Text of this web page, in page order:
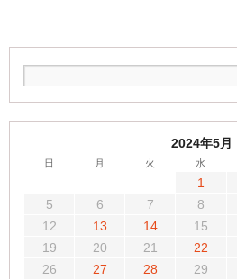
2024年5月
日 月 火 水
1
5
6 7 8
12
13 14 15
19
20 21 22
26
27 28 29